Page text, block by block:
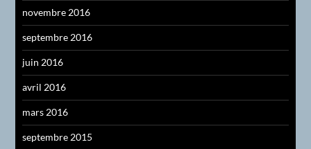
novembre 2016
septembre 2016
juin 2016
avril 2016
mars 2016
septembre 2015